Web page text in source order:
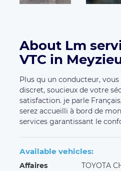
About Lm
VTC in
Plus qu un conducteur,
discret, soucieux de votre
satisfaction. je parle
serez accueilli à bord de
services garantissant le
Available vehicles:
Affaires TOYOTA